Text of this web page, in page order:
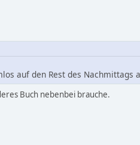
auf den Rest des Nachmittags
Buch nebenbei brauche.